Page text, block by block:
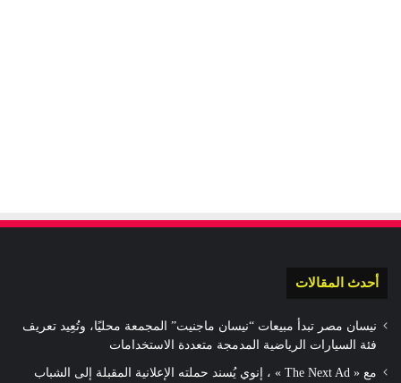
أحدث المقالات
نيسان مصر تبدأ مبيعات “نيسان ماجنيت” المجمعة محليًا، وتُعِيد تعريف
فئة السيارات الرياضية المدمجة متعددة الاستخدامات
مع « The Next Ad » ، إنوي يُسند حملته الإعلانية المقبلة إلى الشباب